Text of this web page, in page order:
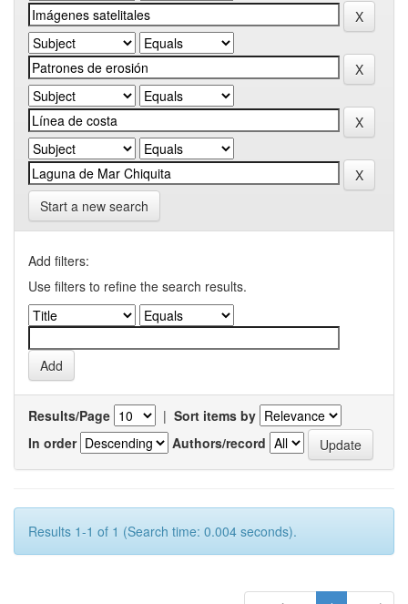
Start a new search
Add filters:
Use filters to refine the search results.
Results/Page | Sort items by
In order
Authors/record
Results 1-1 of 1 (Search time: 0.004 seconds).